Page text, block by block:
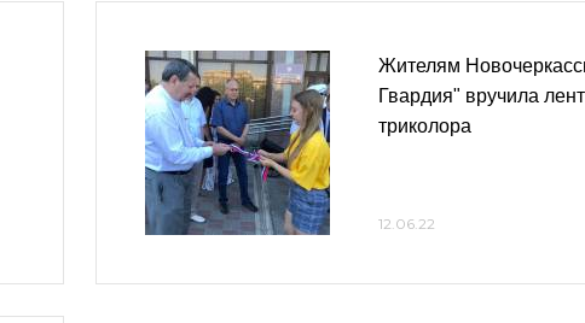
Жителям
Гвардия" вручила
триколора
12.06.22